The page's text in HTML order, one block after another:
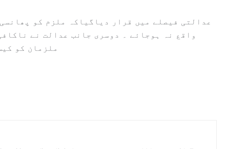
عدالتی فیصلے میں قرار دیاگیاکہ ملزم کو
واقع نہ ہوجائے ۔ دوسری جانب عدالت نے
ملزمان کو